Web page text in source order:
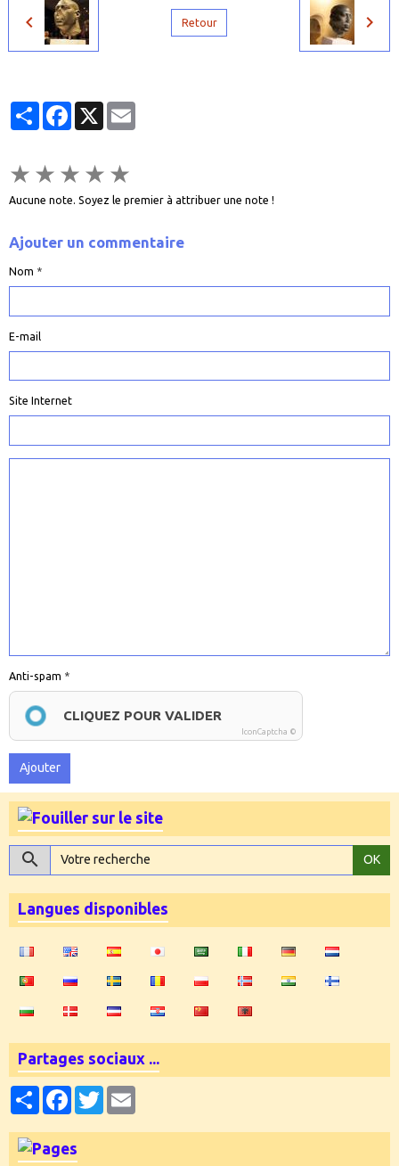
Retour
PartagerFacebook
★ ★ ★ ★ ★
Aucune note. Soyez le premier à attribuer une note !
Ajouter un commentaire
Nom
E-mail
Site Internet
Anti-spam
CLIQUEZ POUR VALIDER
IconCaptcha ©
Ajouter
OK
Langues disponibles
Partages sociaux ...
PartagerFacebookTwitter